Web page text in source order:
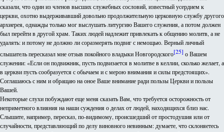
сказали, что один из членов высших служебных сословий, известный усердием к
церкви, охотно выдерживавший довольно продолжительную церковную службу другого
архиерея, однажды только мог выслушать литургию Вашего служения, а потом должен
был перейти в другой храм. Таких людей надлежит привлекать к общению молитв, а не
удалять: и потому не должно ли соразмерять подвиг с немощью. Верный личный
слышатель пересказал мне отзыв покойного владыки Новгородского[25] о Вашем
служении: «Если он подвижник, пусть подвизается в молитве в келлии, сколько желает, а
в церкви пусть сообразуется с обычаем и с мерою внимания и силы предстоящих».
Соглашаюсь с ним и обращаю на оное Ваше внимание ради пользы Церкви и пользы
Вашей.
Некоторые слухи побуждают еще меня сказать Вам, что требуется осторожность от
неприметного влияния на наши суждения о делах от людей, находящихся близ нас.
Слышите, например, пересказ, по-видимому, происшедший от простодушия или от
случайности, представляющий по делу виновного невинным: думаете, что склоняетесь